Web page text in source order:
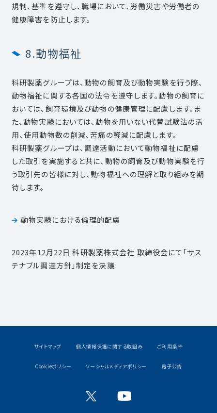
規制、基準を遵守し、職場において、労働災害や労働者の
健康障害を防止します。
8.動物福祉
科研製薬グループは、動物の飼育及び動物実験を行う際、
動物福祉に関する各国の法令を遵守します。動物の飼育に
おいては、飼育環境及び動物の健康管理に配慮します。ま
た、動物実験においては、動物を用いない代替試験法の活
用、使用動物数の削減、苦痛の軽減に配慮します。
科研製薬グループは、調達活動において動物福祉に配慮
した取引を実施すると共に、動物の飼育及び動物実験を行
う取引先の皆様に対し、動物福祉への理解と取り組みを期
待します。
動物実験における倫理的配慮
2023年12月22日 科研製薬株式会社 取締役会にて「サス
テナブル調達方針」制定を決議
サイトマップ 個人情報保護に関する取組み ご利用条件
Cookieポリシー ソーシャルメディアポリシー 電子公告